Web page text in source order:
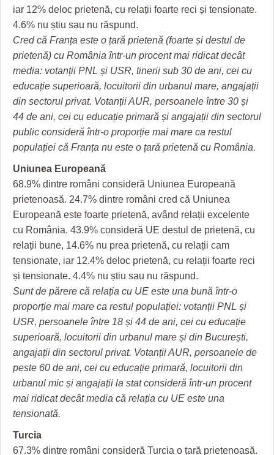
iar 12% deloc prietenă, cu relații foarte reci și tensionate.
4.6% nu știu sau nu răspund.
Cred că Franța este o țară prietenă (foarte și destul de
prietenă) cu România într-un procent mai ridicat decât
media: votanții PNL și USR, tinerii sub 30 de ani, cei cu
educație superioară, locuitorii din urbanul mare, angajații
din sectorul privat. Votanții AUR, persoanele între 30 și
44 de ani, cei cu educație primară și angajații din sectorul
public consideră într-o proporție mai mare ca restul
populației că Franța nu este o țară prietenă cu România.
Uniunea Europeană
68.9% dintre români consideră Uniunea Europeană
prietenoasă. 24.7% dintre români cred că Uniunea
Europeană este foarte prietenă, având relații excelente
cu România. 43.9% consideră UE destul de prietenă, cu
relații bune, 14.6% nu prea prietenă, cu relații cam
tensionate, iar 12.4% deloc prietenă, cu relații foarte reci
și tensionate. 4.4% nu știu sau nu răspund.
Sunt de părere că relația cu UE este una bună într-o
proporție mai mare ca restul populației: votanții PNL și
USR, persoanele între 18 și 44 de ani, cei cu educație
superioară, locuitorii din urbanul mare și din București,
angajații din sectorul privat. Votanții AUR, persoanele de
peste 60 de ani, cei cu educație primară, locuitorii din
urbanul mic și angajații la stat consideră într-un procent
mai ridicat decât media că relația cu UE este una
tensionată.
Turcia
67.3% dintre români consideră Turcia o țară prietenoasă.